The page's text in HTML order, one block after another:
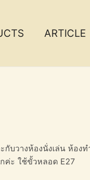
ARTICLE
บวางห้องนั่งเล่น ห้อง
ค่ะ ใช้ขั้วหลอด E27